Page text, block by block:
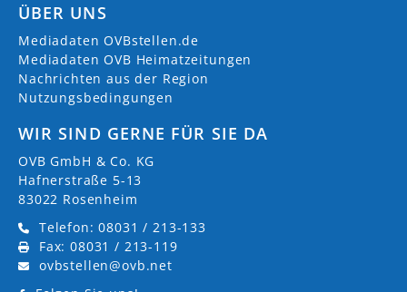
Verwaltungsfachangestellte/r (m/w/d) – Bau-
und Ordnungsamt
13.07.2026 Kraiburg am Inn
Ordnungsamt
13.07.2026 Kraiburg am Inn
Sachbearbeiter/in (m/w/d) – für das Steueramt
13.07.2026 Kraiburg am Inn
ÜBER UNS
Mediadaten OVBstellen.de
Mediadaten OVB Heimatzeitungen
Nachrichten aus der Region
Nutzungsbedingungen
WIR SIND GERNE FÜR SIE DA
OVB GmbH & Co. KG
Hafnerstraße 5-13
83022 Rosenheim
Telefon: 08031 / 213-133
Fax: 08031 / 213-119
ovbstellen@ovb.net